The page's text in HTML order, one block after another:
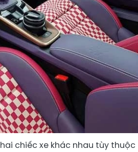
chiếc xe khác nhau tùy thuộc